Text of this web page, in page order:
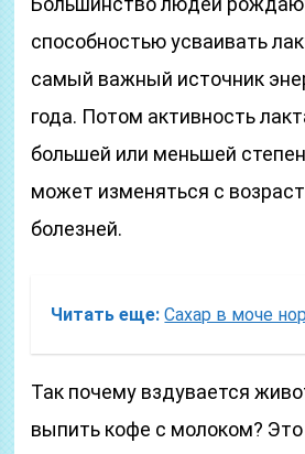
способностью усваивать
самый важный источник
года. Потом активность
большей или меньшей
может изменяться с
болезней.
Читать еще: Сахар в моче
Так почему вздувается
выпить кофе с молоком?